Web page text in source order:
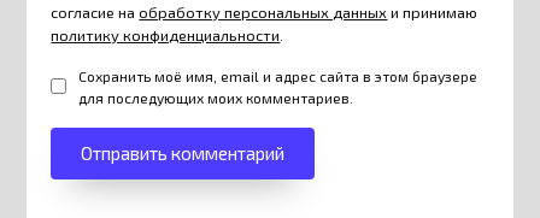
согласие наобработку персональных данных и принимаю
политику конфиденциальности
Сохранить моё имя, email и адрес сайта в этом браузере
для последующих моих комментариев.